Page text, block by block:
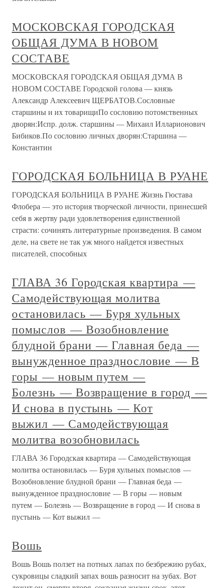
МОСКОВСКАЯ ГОРОДСКАЯ
ОБЩАЯ ДУМА В НОВОМ
СОСТАВЕ
МОСКОВСКАЯ ГОРОДСКАЯ ОБЩАЯ ДУМА В
НОВОМ СОСТАВЕ Городской голова — князь
Александр Алексеевич ЩЕРБАТОВ.Сословные
старшины и их товарищиПо сословию потомственных
дворян:Испр. долж. старшины — Михаил Илларионович
Бибиков.По сословию личных дворян:Старшина —
Константин
ГОРОДСКАЯ БОЛЬНИЦА В РУАНЕ
ГОРОДСКАЯ БОЛЬНИЦА В РУАНЕ Жизнь Гюстава
Флобера — это история творческой личности, принесшей
себя в жертву ради удовлетворения единственной
страсти: сочинять литературные произведения. В самом
деле, на свете не так уж много найдется известных
писателей, способных
ГЛАВА 36 Городская квартира —
Самодействующая молитва
остановилась — Буря хульных
помыслов — Возобновление
блудной брани — Главная беда —
вынужденное празднословие — В
горы — новым путем —
Болезнь — Возвращение в город —
И снова в пустынь — Кот
выжил — Самодействующая
молитва возобновилась
ГЛАВА 36 Городская квартира — Самодействующая
молитва остановилась — Буря хульных помыслов —
Возобновление блудной брани — Главная беда —
вынужденное празднословие — В горы — новым
путем — Болезнь — Возвращение в город — И снова в
пустынь — Кот выжил —
Вошь
Вошь Вошь ползет на потных лапах по безбрежию рубах,
сукровицы сладкий запах вошь разносит на зубах. Вот